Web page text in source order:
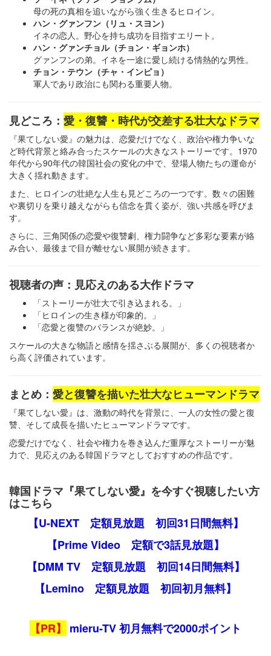
母の死の真相を追いながら強く生きるヒロイン。
ハン・グァンフン（リュ・スヨン）
イネの恋人。野心を持ち成功を目指すエリート。
ハン・グァンチョル（チョン・ギョンホ）
グァンフンの弟。イネを一途に愛し続ける情熱的な男性。
チョン・テウン（チャ・インピョ）
軍人であり政治にも関わる重要人物。
見どころ： 愛・復讐・時代が交差する壮大なドラマ
『果てしない愛』の魅力は、恋愛だけでなく、政治や権力争いな
ど時代背景と絡み合ったスケールの大きなストーリーです。1970
年代から90年代の韓国社会の変化の中で、登場人物たちの運命が
大きく揺れ動きます。
また、ヒロインの壮絶な人生も見どころの一つです。数々の困難
や裏切りを乗り越えながらも信念を貫く姿が、強い共感を呼びま
す。
さらに、三角関係の恋愛や復讐劇、権力闘争など多彩な要素が絡
み合い、最後まで目が離せない展開が続きます。
視聴者の声：見応えのある大作ドラマ
「ストーリーが壮大で引き込まれる。」
「ヒロインの生き様が印象的。」
「恋愛と復讐のバランスが絶妙。」
スケールの大きな物語と感情を揺さぶる展開が、多くの視聴者か
ら高く評価されています。
まとめ： 愛と復讐を描いた壮大なヒューマンドラマ
『果てしない愛』は、激動の時代を背景に、一人の女性の愛と復
讐、そして成長を描いたヒューマンドラマです。
恋愛だけでなく、社会や権力を巻き込んだ重厚なストーリーが魅
力で、見応えのある韓国ドラマとしておすすめの作品です。
韓国ドラマ『果てしない愛』を今すぐ視聴したい方
はこちら
【U-NEXT 定額見放題 初回31日間無料】
【Prime Video 定額で3話見放題】
【DMM TV 定額見放題 初回14日間無料】
【Lemino 定額見放題 初回初月無料】
【PR】 mieru-TV 初月無料で2000ポイント